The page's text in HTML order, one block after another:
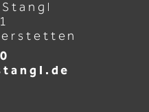
direkt am
wiederkommen!